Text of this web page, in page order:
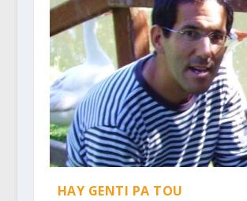
HAY GENTI PA TOU